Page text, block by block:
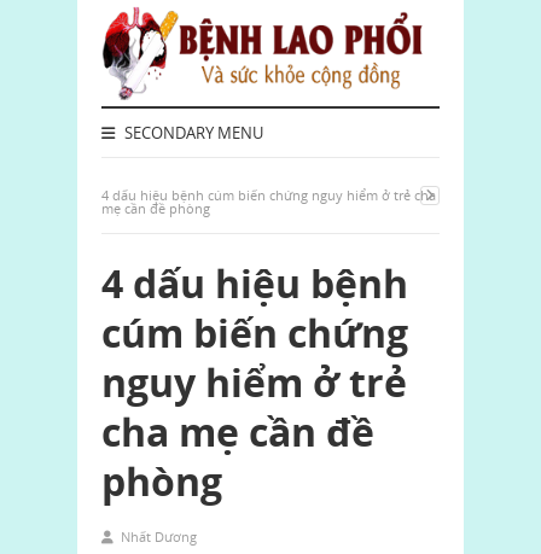
SECONDARY MENU
4 dấu hiệu bệnh cúm biến chứng nguy hiểm ở trẻ cha
mẹ cần đề phòng
4 dấu hiệu bệnh
cúm biến chứng
nguy hiểm ở trẻ
cha mẹ cần đề
phòng
Nhất Dương